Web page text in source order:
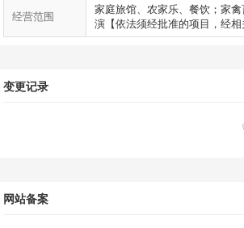
经营范围
家庭旅馆、农家乐、餐饮；家
演【依法须经批准的项目，经
变更记录
网站备案